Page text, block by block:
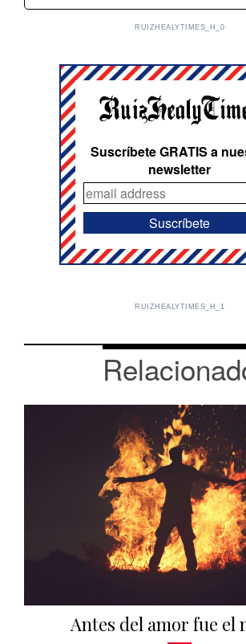
RUIZHEALYTIMES_H_0
Suscríbete GRATIS a
newsletter
RUIZHEALYTIMES_H_1
Antes del amor fue el